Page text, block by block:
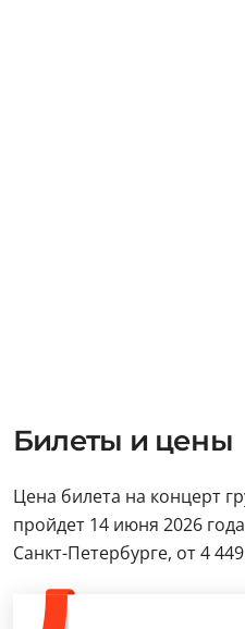
Билеты и цены
Цена билета на концерт
пройдет 14 июня 2026
Санкт-Петербурге, от 4